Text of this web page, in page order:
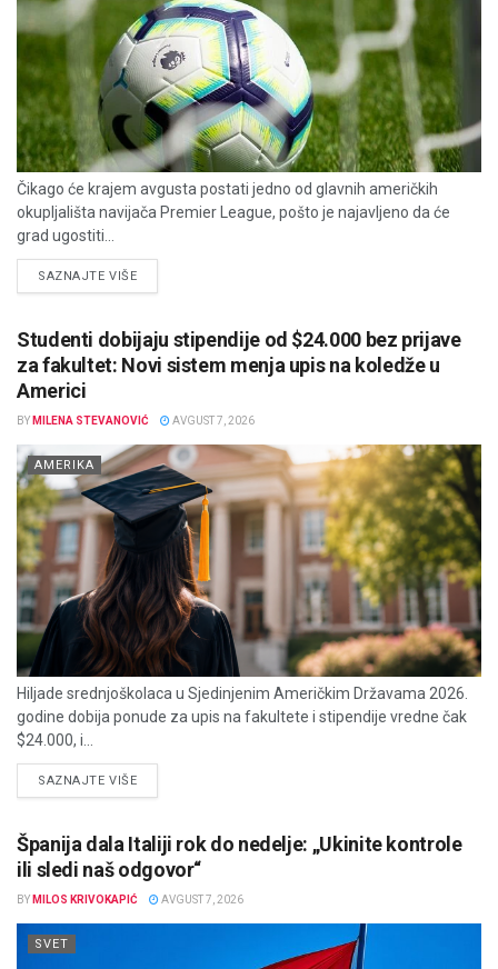
Čikago će krajem avgusta postati jedno od glavnih američkih
okupljališta navijača Premier League, pošto je najavljeno da će
grad ugostiti...
SAZNAJTE VIŠEDETAILS
Studenti dobijaju stipendije od $24.000 bez prijave
za fakultet: Novi sistem menja upis na koledže u
Americi
BY MILENA STEVANOVIĆ AVGUST 7, 2026
AMERIKA
Hiljade srednjoškolaca u Sjedinjenim Američkim Državama 2026.
godine dobija ponude za upis na fakultete i stipendije vredne čak
$24.000, i...
SAZNAJTE VIŠEDETAILS
Španija dala Italiji rok do nedelje: „Ukinite kontrole
ili sledi naš odgovor“
BY MILOS KRIVOKAPIĆ AVGUST 7, 2026
SVET